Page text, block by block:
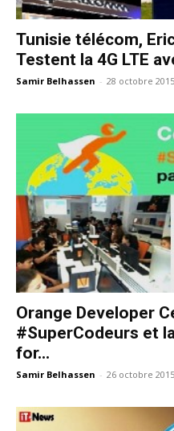
Tunisie télécom,
Testent la 4G LTE
Samir Belhassen - 28 octobre 2015
Orange Developer
#SuperCodeurs et
for...
Samir Belhassen - 26 octobre 2015